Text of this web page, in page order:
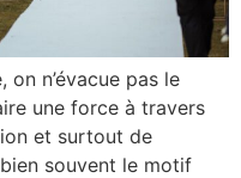
n’évacue pas le
une force à travers
et surtout de
souvent le motif